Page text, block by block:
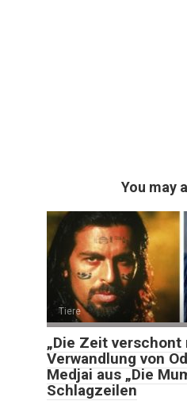
You may
Tiere
„Die Zeit verschont
Verwandlung von
Medjai aus „Die
Schlagzeilen